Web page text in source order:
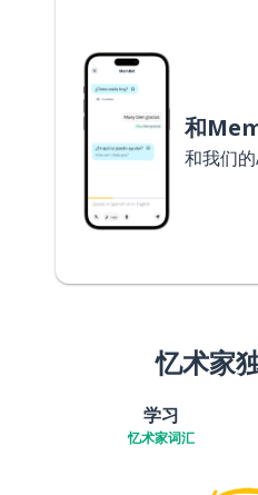
和
和我们
忆术家
学习
忆术家词汇